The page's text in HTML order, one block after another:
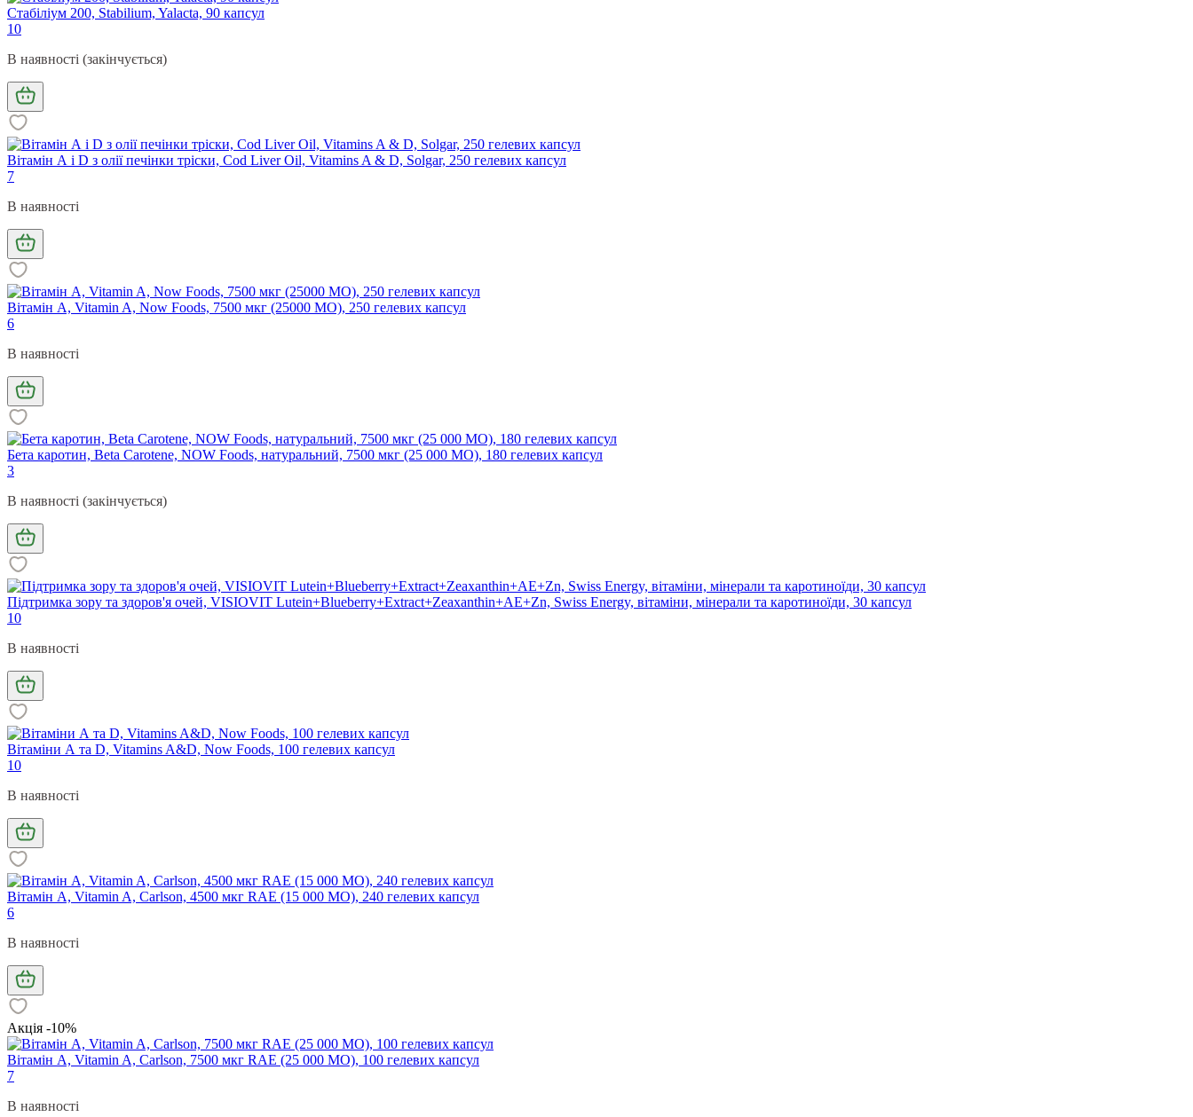
Стабіліум 200, Stabilium, Yalacta, 90 капсул
10
В наявності (закінчується)
Вітамін А і D з олії печінки тріски, Cod Liver Oil, Vitamins A & D, Solgar, 250 гелевих капсул
7
В наявності
Вітамін А, Vitamin A, Now Foods, 7500 мкг (25000 МО), 250 гелевих капсул
6
В наявності
Бета каротин, Beta Carotene, NOW Foods, натуральний, 7500 мкг (25 000 МО), 180 гелевих капсул
3
В наявності (закінчується)
Підтримка зору та здоров'я очей, VISIOVIT Lutein+Blueberry+Extract+Zeaxanthin+AE+Zn, Swiss Energy, вітаміни, мінерали та каротиноїди, 30 капсул
10
В наявності
Вітаміни А та D, Vitamins A&D, Now Foods, 100 гелевих капсул
10
В наявності
Вітамін А, Vitamin A, Carlson, 4500 мкг RAE (15 000 МО), 240 гелевих капсул
6
В наявності
Акція -10%
Вітамін А, Vitamin A, Carlson, 7500 мкг RAE (25 000 МО), 100 гелевих капсул
7
В наявності